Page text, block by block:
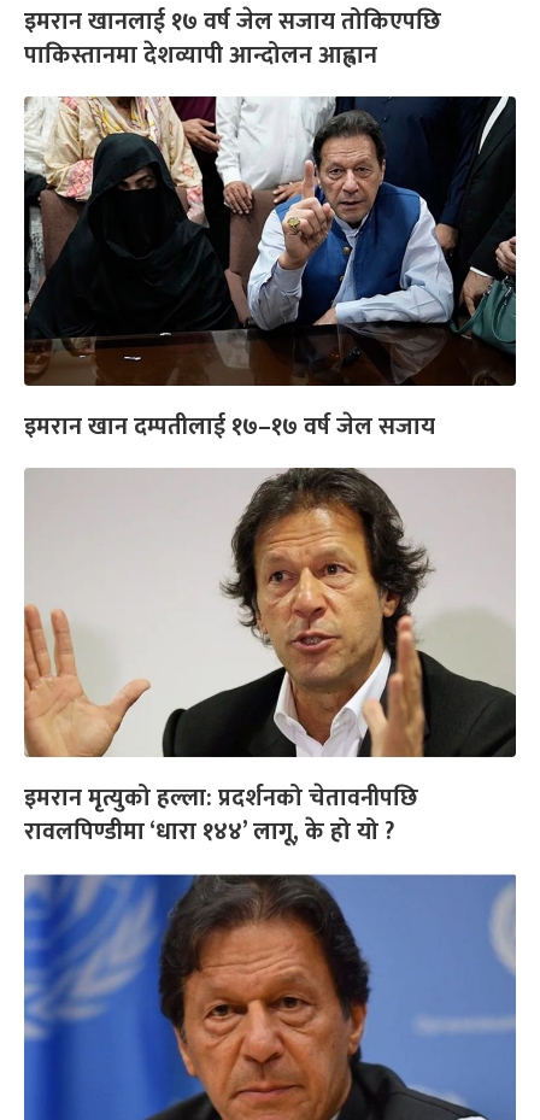
इमरान खानलाई १७ वर्ष जेल सजाय तोकिएपछि
पाकिस्तानमा देशव्यापी आन्दोलन आह्वान
इमरान खान दम्पतीलाई १७–१७ वर्ष जेल सजाय
इमरान मृत्युको हल्ला: प्रदर्शनको चेतावनीपछि
रावलपिण्डीमा ‘धारा १४४’ लागू, के हो यो ?